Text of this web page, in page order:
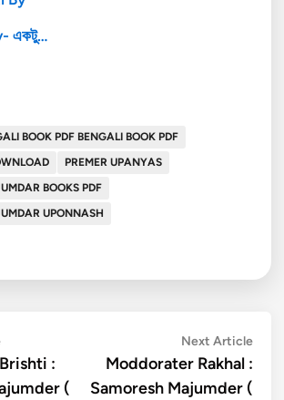
একটু
BOOK PDF BENGALI BOOK PDF
PREMER UPANYAS
BOOKS PDF
UPONNASH
Previous
article: :
(
Next ArticleNext
Moddorater Rakhal :
Samoresh Majumder (